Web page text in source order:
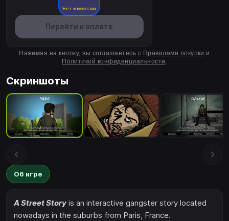
Без комиссии
Перейти к оплате
Нажимая на кнопку, вы соглашаетесь с Правилами покупки и
Политикой конфиденциальности.
Скриншоты
Об игре
A Street Story is an interactive gangster story located
nowadays in the suburbs from Paris, France.